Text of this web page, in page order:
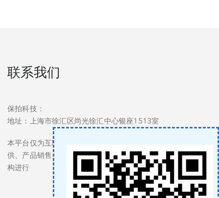
联系我们
保拍科技：
地址：上海市徐汇区尚光徐汇中心银座1513室
本平台仅为互联网保险提供网络技术支持辅助服务。产品提
供、产品销售、收取保费等行为，均由保险公司或保险中介机
构进行